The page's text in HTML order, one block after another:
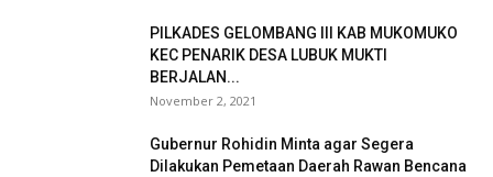
PILKADES GELOMBANG III KAB MUKOMUKO
KEC PENARIK DESA LUBUK MUKTI
BERJALAN...
November 2, 2021
Gubernur Rohidin Minta agar Segera
Dilakukan Pemetaan Daerah Rawan Bencana